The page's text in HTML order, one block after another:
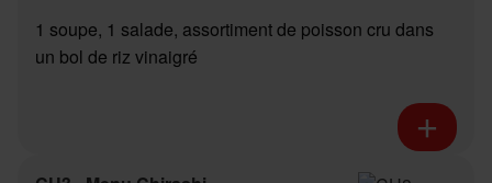
1 soupe, 1 salade, assortiment de poisson cru dans
un bol de riz vinaigré